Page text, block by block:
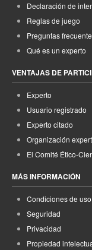
Declaración de
Reglas de juego
Preguntas
Qué es un experto
VENTAJAS DE
Experto
Usuario registrado
Experto citado
Organización
El Comité Ético-
MÁS INFORMACIÓN
Condiciones de uso
Seguridad
Privacidad
Propiedad